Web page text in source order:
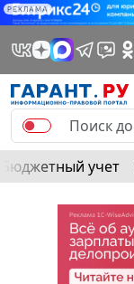
РЕКЛАМА
Бюджетный учет